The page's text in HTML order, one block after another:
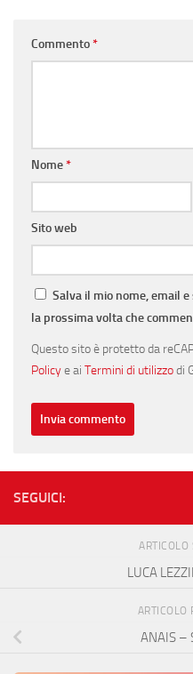
Commento*
Nome*
Sito web
Salva il mio nome, email
la prossima volta che
Questo sito è protetto da
Policye ai Termini di utilizzodi
SEGUICI:
ARTICOLO
LUCA
ARTICOLO
ANAIS –